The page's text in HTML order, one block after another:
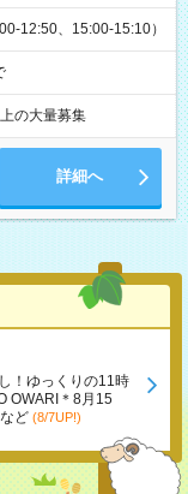
12:50、15:00-15:10）
の大量募集
詳細へ
！ゆっくりの11時
OWARI＊8月15
ど (8/7UP!)